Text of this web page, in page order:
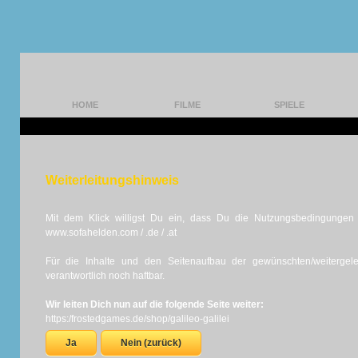
HOME FILME SPIELE
Weiterleitungshinweis
Mit dem Klick willigst Du ein, dass Du die
www.sofahelden.com / .de / .at
Für die Inhalte und den Seitenaufbau der gewünschten/
verantwortlich noch haftbar.
Wir leiten Dich nun auf die folgende Seite weiter:
https:/frostedgames.de/shop/galileo-galilei
Ja Nein (zurück)